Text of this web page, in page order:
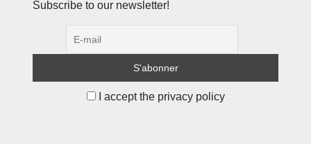
Subscribe to our newsletter!
I accept the privacy policy